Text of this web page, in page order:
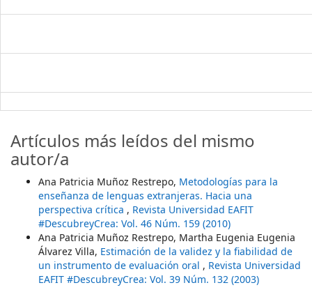
Artículos más leídos del mismo
autor/a
Ana Patricia Muñoz Restrepo, Metodologías para la
enseñanza de lenguas extranjeras. Hacia una
perspectiva crítica , Revista Universidad EAFIT
#DescubreyCrea: Vol. 46 Núm. 159 (2010)
Ana Patricia Muñoz Restrepo, Martha Eugenia Eugenia
Álvarez Villa, Estimación de la validez y la fiabilidad de
un instrumento de evaluación oral , Revista Universidad
EAFIT #DescubreyCrea: Vol. 39 Núm. 132 (2003)